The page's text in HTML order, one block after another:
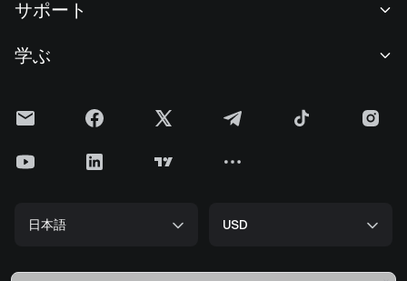
ニュースルーム
F1 Oracle Red Bull Racing 公式スポンサー
クッキーポリシー
準備金証明
現物取引
投資センター
Alpha
サポート
手数料
上場申請
学ぶ
Gateニュース
ETHアップグレード
日本語 USD